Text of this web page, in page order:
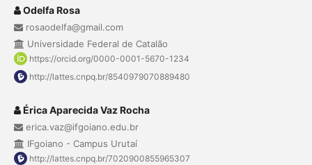
Odelfa Rosa
rosaodelfa@gmail.com
Universidade Federal de Catalão
https://orcid.org/0000-0001-5670-1234
http://lattes.cnpq.br/8540979070889480
Érica Aparecida Vaz Rocha
erica.vaz@ifgoiano.edu.br
IFgoiano - Campus Urutaí
http://lattes.cnpq.br/7020900855965307